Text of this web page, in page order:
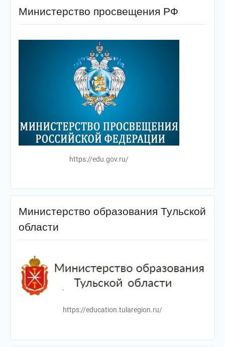
Министерство просвещения РФ
https://edu.gov.ru/
Министерство образования Тульской
области
https://education.tularegion.ru/